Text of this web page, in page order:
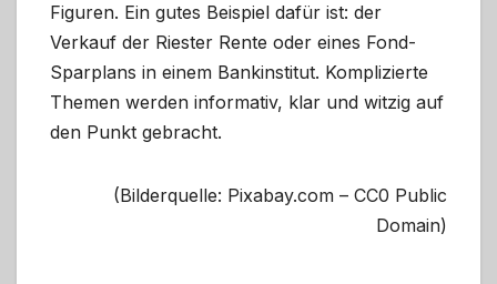
Figuren. Ein gutes Beispiel dafür ist: der
Verkauf der Riester Rente oder eines Fond-
Sparplans in einem Bankinstitut. Komplizierte
Themen werden informativ, klar und witzig auf
den Punkt gebracht.
(Bilderquelle: Pixabay.com – CC0 Public
Domain)